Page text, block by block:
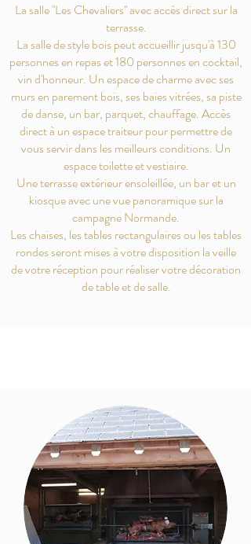
La salle ''Les Chevaliers'' avec accès direct sur la
terrasse.
La salle de style bois peut accueillir jusqu'à 130
personnes en repas et 180 personnes en cocktail,
vin d'honneur. Un espace de charme avec ses
murs en parement bois, ses baies vitrées, sa piste
de danse, un bar, parquet, chauffage. Accès
direct à un espace traiteur pour permettre de
vous servir dans les meilleurs conditions. Un
espace toilette et vestiaire.
Une terrasse extérieur ensoleillée, un bar et un
kiosque avec une vue panoramique sur la
campagne Normande.
Les chaises, les tables rectangulaires ou les tables
rondes seront mises à votre disposition la veille
de votre réception pour réaliser votre décoration
de table et de salle.